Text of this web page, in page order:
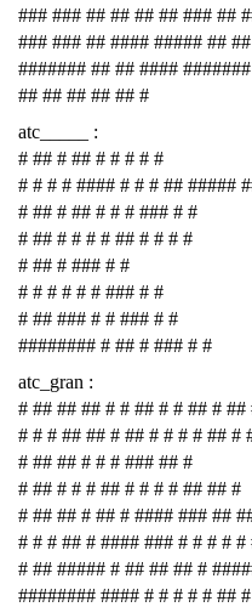
### ### ## ## ## ## ### ##
### ### ## #### ##### ##
####### ## ## ####
## ## ## ## ## #
atc_____ :
# ## # ## # # # # #
# # # # #### # # # ## #####
# ## # ## # # # ### # #
# ## # # # # ## # # # #
# ## # ### # #
# # # # # # ### # #
# ## ### # # ### # #
######## # ## # ### # #
atc_gran :
# ## ## ## # # ## # # ## # ##
# # # ## ## # ## # # # # ## #
# ## ## # # # ### ## #
# ## # # # ## # # # # ## ## #
# ## ## # ## # #### ### ##
# # # ## # #### ### # # # #
# ## ##### # ## ## ## #
######## #### # # # # # ##